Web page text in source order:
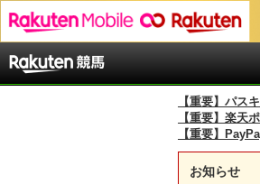
【重要】パス
【重要】楽天
【重要】
お知らせ